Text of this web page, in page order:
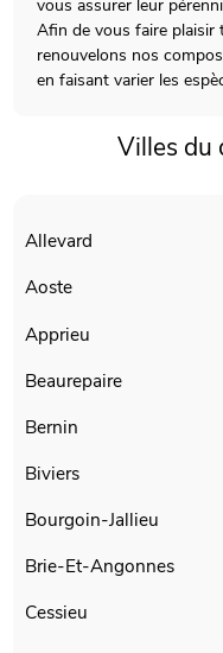
vous assurer leur
Afin de vous faire plaisir
renouvelons nos
en faisant varier les
Villes du
Allevard
Aoste
Apprieu
Beaurepaire
Bernin
Biviers
Bourgoin-Jallieu
Brie-Et-Angonnes
Cessieu